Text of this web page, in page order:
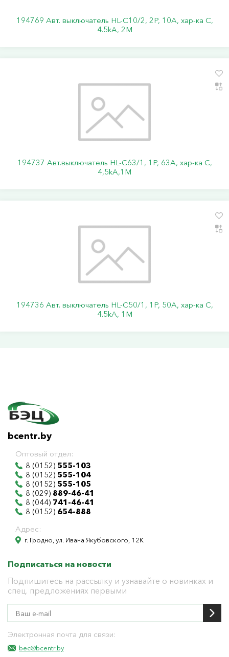
194769 Авт. выключатель HL-C10/2, 2P, 10A, хар-ка C,
4.5kA, 2M
194737 Авт.выключатель HL-C63/1, 1Р, 63А, хар-ка С,
4,5kA,1M
194736 Авт. выключатель HL-C50/1, 1P, 50A, хар-ка C,
4.5kA, 1M
bcentr.by
Оптовый отдел:
8 (0152) 555-103
8 (0152) 555-104
8 (0152) 555-105
8 (029) 889-46-41
8 (044) 741-46-41
8 (0152) 654-888
Адрес:
г. Гродно, ул. Ивана Якубовского, 12К
Подписаться на новости
Подпишитесь на рассылку и узнавайте о новинках и
спец. предложениях первыми
Электронная почта для связи:
bec@bcentr.by